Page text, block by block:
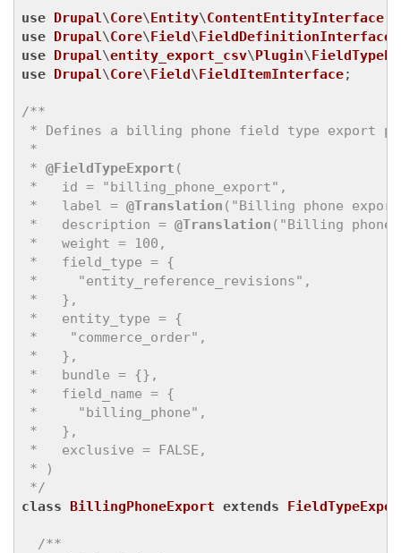
use Drupal\Core\Entity\ContentEntityInterface
use Drupal\Core\Field\FieldDefinitionInterface
use Drupal\entity_export_csv\Plugin\
use Drupal\Core\Field\FieldItemInterface;
/**
* Defines a billing phone field type export
*
* @FieldTypeExport (
*   id = "billing_phone_export",
*   label = @Translation ("Billing phone
*   description = @Translation ("Billing phone
*   weight = 100,
*   field_type = {
*     "entity_reference_revisions",
*   },
*   entity_type = {
*    "commerce_order",
*   },
*   bundle = {},
*   field_name = {
*     "billing_phone",
*   },
*   exclusive = FALSE,
* )
*/
class
BillingPhoneExport extends
/**